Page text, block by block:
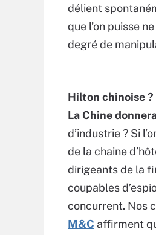
délient
que l’on puisse
degré de
Hilton chinoise ?
La Chine
d’industrie ? Si
de la chaine
dirigeants de la
coupables
concurrent. Nos
M&C affirment